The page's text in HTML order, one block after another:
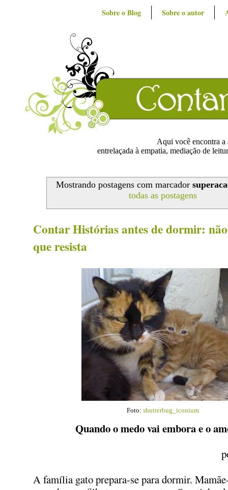
Sobre o Blog Sobre o autor
Aqui você encontra
entrelaçada à empatia, mediação de
Mostrando postagens com marcador
todas as postagens
Contar Histórias antes de dormir:
que resista
Foto: shutterbug_iconium
Quando o medo vai embora e o
A família gato prepara-se para dormir.